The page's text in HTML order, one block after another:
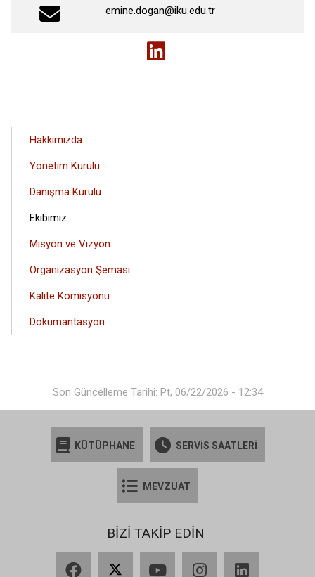
emine.dogan@iku.edu.tr
ANA
MENÜSÜ
Hakkımızda
Yönetim Kurulu
Danışma Kurulu
Ekibimiz
Misyon ve Vizyon
Organizasyon Şeması
Kalite Komisyonu
Dokümantasyon
Son Güncelleme Tarihi: Pt, 06/22/2026 - 12:34
KÜTÜPHANE SERVİS SAATLERİ
MEVZUAT
BİZİ TAKİP EDİN